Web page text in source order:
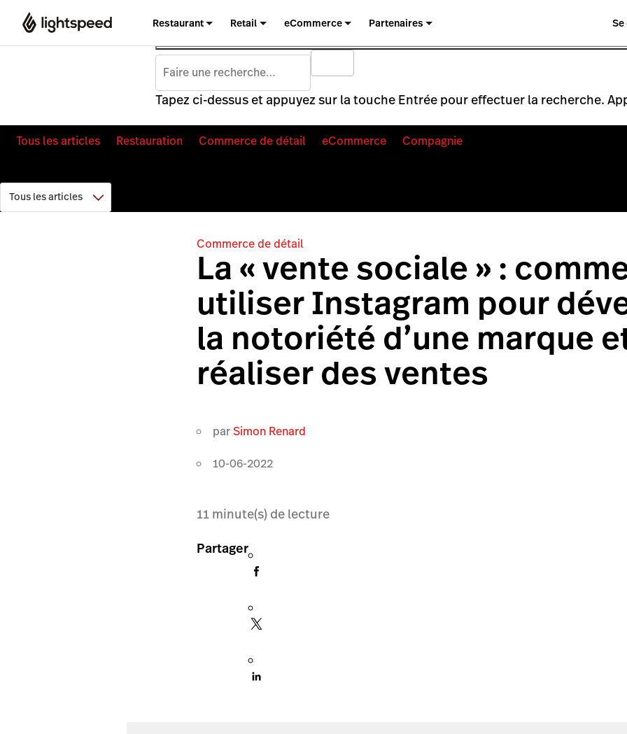
Restaurant Retail eCommerce Partenaires
Tapez ci-dessus et appuyez sur la touche Entrée pour effectuer la recherche.
Tous les articles Restauration Commerce de détail eCommerce Compagnie
Commerce de détail
La « vente sociale » :
utiliser Instagram pour
la notoriété d’une marque
réaliser des ventes
parSimon Renard
10-06-2022
11 minute(s) de lecture
Partager